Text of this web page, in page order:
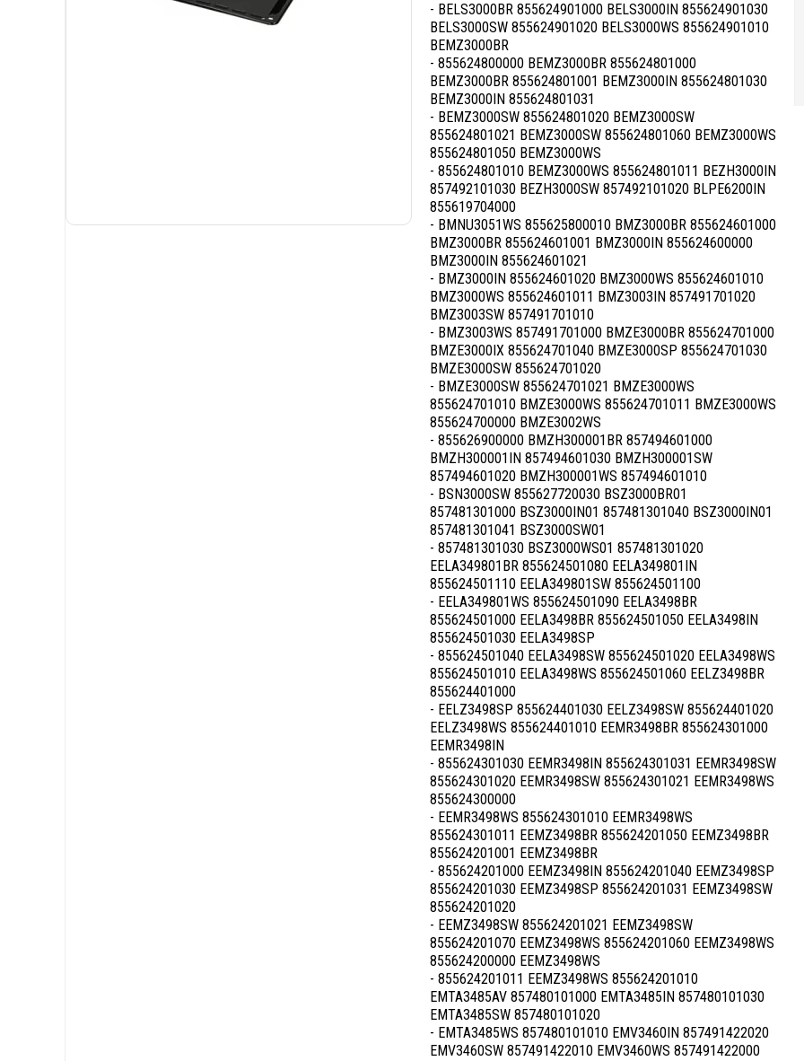
- BELS3000BR 855624901000 BELS3000IN 855624901030
BELS3000SW 855624901020 BELS3000WS 855624901010
BEMZ3000BR
- 855624800000 BEMZ3000BR 855624801000
BEMZ3000BR 855624801001 BEMZ3000IN 855624801030
BEMZ3000IN 855624801031
- BEMZ3000SW 855624801020 BEMZ3000SW
855624801021 BEMZ3000SW 855624801060 BEMZ3000WS
855624801050 BEMZ3000WS
- 855624801010 BEMZ3000WS 855624801011 BEZH3000IN
857492101030 BEZH3000SW 857492101020 BLPE6200IN
855619704000
- BMNU3051WS 855625800010 BMZ3000BR 855624601000
BMZ3000BR 855624601001 BMZ3000IN 855624600000
BMZ3000IN 855624601021
- BMZ3000IN 855624601020 BMZ3000WS 855624601010
BMZ3000WS 855624601011 BMZ3003IN 857491701020
BMZ3003SW 857491701010
- BMZ3003WS 857491701000 BMZE3000BR 855624701000
BMZE3000IX 855624701040 BMZE3000SP 855624701030
BMZE3000SW 855624701020
- BMZE3000SW 855624701021 BMZE3000WS
855624701010 BMZE3000WS 855624701011 BMZE3000WS
855624700000 BMZE3002WS
- 855626900000 BMZH300001BR 857494601000
BMZH300001IN 857494601030 BMZH300001SW
857494601020 BMZH300001WS 857494601010
- BSN3000SW 855627720030 BSZ3000BR01
857481301000 BSZ3000IN01 857481301040 BSZ3000IN01
857481301041 BSZ3000SW01
- 857481301030 BSZ3000WS01 857481301020
EELA349801BR 855624501080 EELA349801IN
855624501110 EELA349801SW 855624501100
- EELA349801WS 855624501090 EELA3498BR
855624501000 EELA3498BR 855624501050 EELA3498IN
855624501030 EELA3498SP
- 855624501040 EELA3498SW 855624501020 EELA3498WS
855624501010 EELA3498WS 855624501060 EELZ3498BR
855624401000
- EELZ3498SP 855624401030 EELZ3498SW 855624401020
EELZ3498WS 855624401010 EEMR3498BR 855624301000
EEMR3498IN
- 855624301030 EEMR3498IN 855624301031 EEMR3498SW
855624301020 EEMR3498SW 855624301021 EEMR3498WS
855624300000
- EEMR3498WS 855624301010 EEMR3498WS
855624301011 EEMZ3498BR 855624201050 EEMZ3498BR
855624201001 EEMZ3498BR
- 855624201000 EEMZ3498IN 855624201040 EEMZ3498SP
855624201030 EEMZ3498SP 855624201031 EEMZ3498SW
855624201020
- EEMZ3498SW 855624201021 EEMZ3498SW
855624201070 EEMZ3498WS 855624201060 EEMZ3498WS
855624200000 EEMZ3498WS
- 855624201011 EEMZ3498WS 855624201010
EMTA3485AV 857480101000 EMTA3485IN 857480101030
EMTA3485SW 857480101020
- EMTA3485WS 857480101010 EMV3460IN 857491422020
EMV3460SW 857491422010 EMV3460WS 857491422000